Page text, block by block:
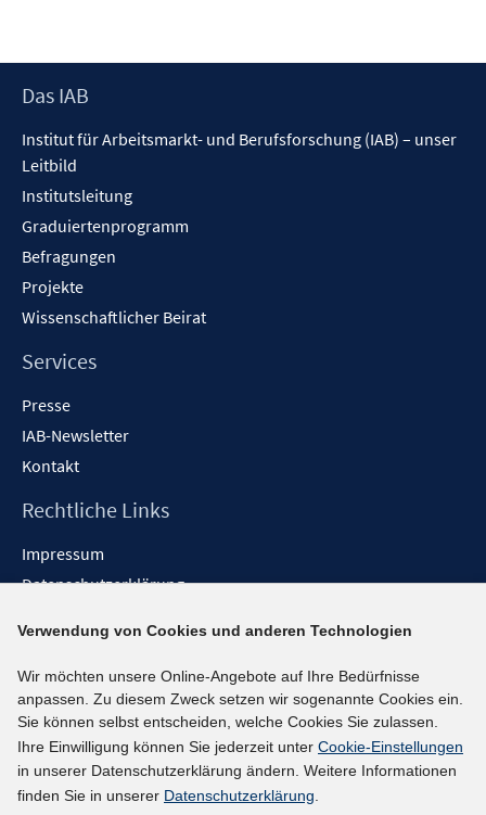
Footer
Das IAB
Institut für Arbeitsmarkt- und Berufsforschung (IAB) – unser
Leitbild
Institutsleitung
Graduiertenprogramm
Befragungen
Projekte
Wissenschaftlicher Beirat
Services
Presse
IAB-Newsletter
Kontakt
Rechtliche Links
Impressum
Datenschutzerklärung
Barrieren melden
Social-Media-Kanäle
BlueSky
YouTube
LinkedIn
Verwendung von Cookies und anderen Technologien
Wir möchten unsere Online-Angebote auf Ihre Bedürfnisse
anpassen. Zu diesem Zweck setzen wir sogenannte Cookies ein.
Sie können selbst entscheiden, welche Cookies Sie zulassen.
Ihre Einwilligung können Sie jederzeit unter Cookie-Einstellungen
in unserer Datenschutzerklärung ändern. Weitere Informationen
finden Sie in unserer Datenschutzerklärung.